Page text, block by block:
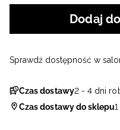
Dodaj
Czas dostawy2 - 4 dni
Czas dostawy do sklepu
Sprawdź dostępność w